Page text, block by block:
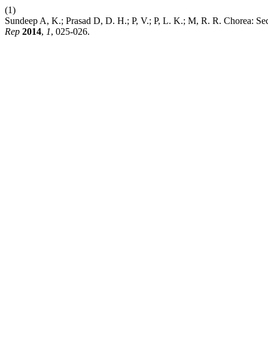
(1)
Sundeep A, K.; Prasad D, D. H.; P, V.; P, L. K.; M, R. R. Chorea:
Rep 2014, 1, 025-026.